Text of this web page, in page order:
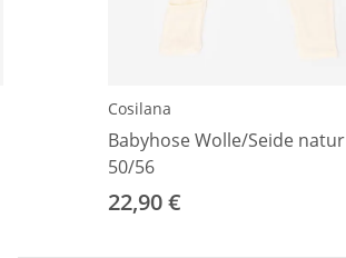
Cosilana
Babyhose Wolle/Seide natur
50/56
22,90 €